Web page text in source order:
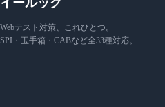
Webテスト対策、これひとつ。
SPI・玉手箱・CABなど全33種対応。